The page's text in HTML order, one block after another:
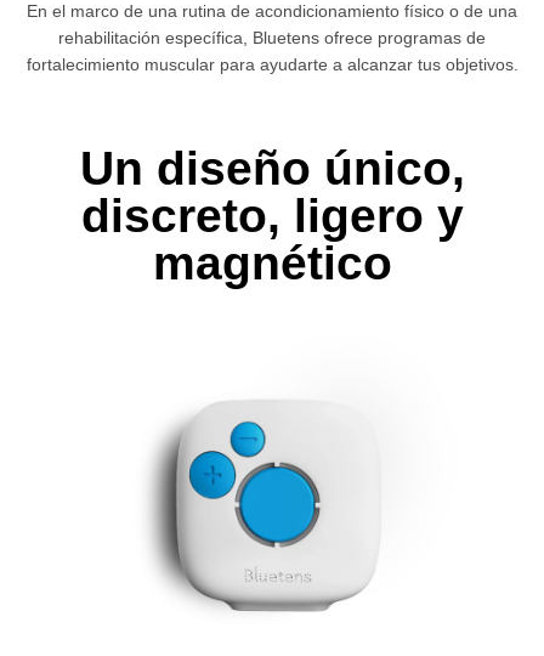
En el marco de una rutina de acondicionamiento físico o de una
rehabilitación específica, Bluetens ofrece programas de
fortalecimiento muscular para ayudarte a alcanzar tus objetivos.
Un diseño único,
discreto, ligero y
magnético